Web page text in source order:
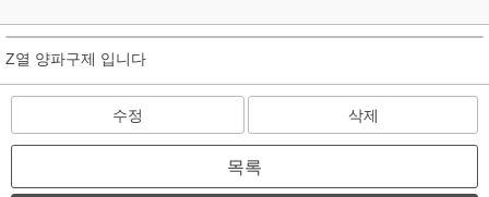
Z열 양파구제 입니다
수정 삭제
목록